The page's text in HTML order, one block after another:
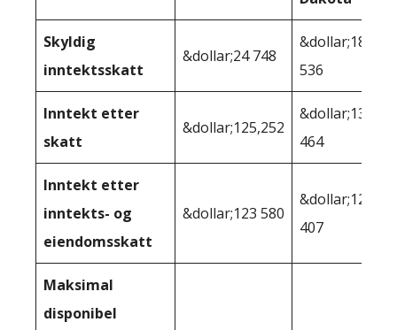
Skyldig
inntektsskatt
&dollar;24 748
&dollar;18
536
Inntekt etter
skatt
&dollar;125,252
&dollar;131
464
Inntekt etter
inntekts- og
eiendomsskatt
&dollar;123 580
&dollar;128
407
Maksimal
disponibel